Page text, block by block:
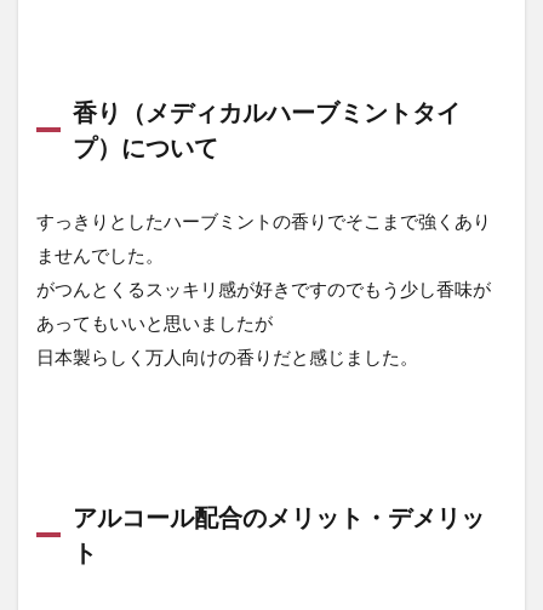
香り（メディカルハーブミントタイ
プ）について
すっきりとしたハーブミントの香りでそこまで強くあり
ませんでした。
がつんとくるスッキリ感が好きですのでもう少し香味が
あってもいいと思いましたが
日本製らしく万人向けの香りだと感じました。
アルコール配合のメリット・デメリッ
ト